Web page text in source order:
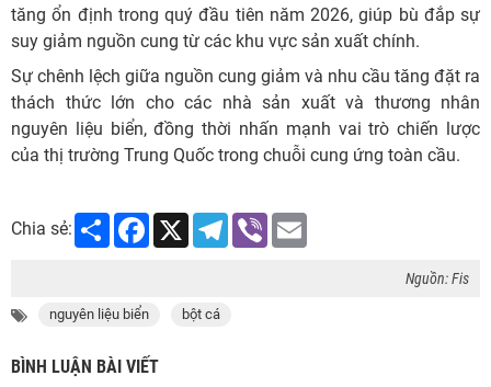
tăng ổn định trong quý đầu tiên năm 2026, giúp bù đắp sự
suy giảm nguồn cung từ các khu vực sản xuất chính.
Sự chênh lệch giữa nguồn cung giảm và nhu cầu tăng đặt ra
thách thức lớn cho các nhà sản xuất và thương nhân
nguyên liệu biển, đồng thời nhấn mạnh vai trò chiến lược
của thị trường Trung Quốc trong chuỗi cung ứng toàn cầu.
Chia sẻ: Share Facebook
X Telegram
Viber
Nguồn: Fis
nguyên liệu biển bột cá
BÌNH LUẬN BÀI VIẾT